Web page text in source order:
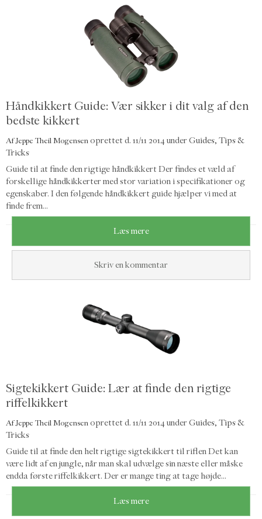
Håndkikkert Guide: Vær sikker i dit valg af den
bedste kikkert
AfJeppe Theil Mogensen oprettet d. 11/11 2014 underGuides, Tips &
Tricks
Guide til at finde den rigtige håndkikkert Der findes et væld af
forskellige håndkikkerter med stor variation i specifikationer og
egenskaber. I den følgende håndkikkert guide hjælper vi med at
finde frem...
Læs mere
Skriv en kommentar
Sigtekikkert Guide: Lær at finde den rigtige
riffelkikkert
AfJeppe Theil Mogensen oprettet d. 11/11 2014 underGuides, Tips &
Tricks
Guide til at finde den helt rigtige sigtekikkert til riflen Det kan
være lidt af en jungle, når man skal udvælge sin næste eller måske
endda første riffelkikkert. Der er mange ting at tage højde...
Læs mere